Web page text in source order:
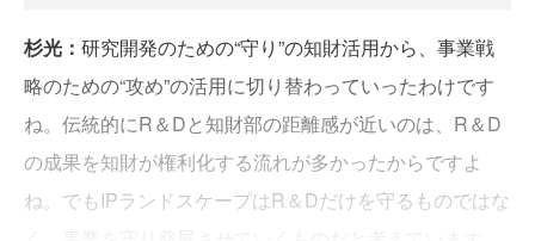
杉光： 研究開発のための“守り”の知財活用から、事業戦
略のための“攻め”の活用に切り替わっていったわけです
ね。伝統的にR＆Dと知財部の距離感が近いのは、R＆D
の成果を知財が権利化する流れが多かったからですよ
ね。でもIPランドスケープはR＆Dだけを守るものではな